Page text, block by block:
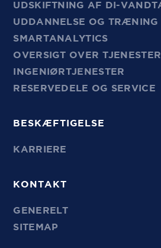
UDSKIFTNING AF DI-
UDDANNELSE OG TRÆNING
SMARTANALYTICS
OVERSIGT OVER TJENESTER
INGENIØRTJENESTER
RESERVEDELE OG SERVICE
BESKÆFTIGELSE
KARRIERE
KONTAKT
GENERELT
SITEMAP